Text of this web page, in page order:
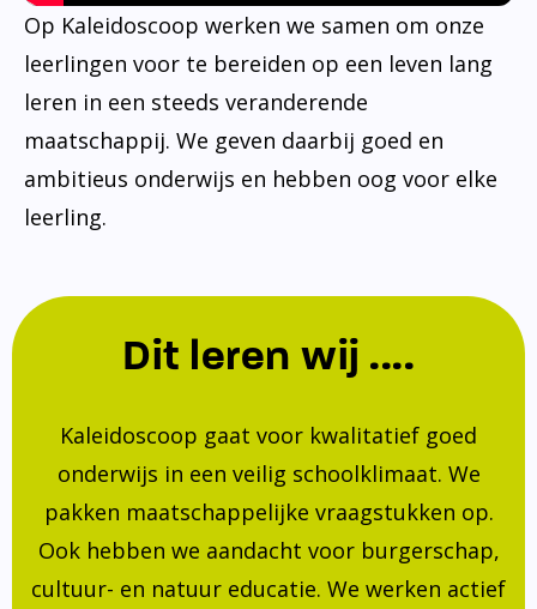
Op Kaleidoscoop werken we samen om onze
leerlingen voor te bereiden op een leven lang
leren in een steeds veranderende
maatschappij. We geven daarbij goed en
ambitieus onderwijs en hebben oog voor elke
leerling.
Dit leren wij ....
Kaleidoscoop gaat voor kwalitatief goed
onderwijs in een veilig schoolklimaat. We
pakken maatschappelijke vraagstukken op.
Ook hebben we aandacht voor burgerschap,
cultuur- en natuur educatie. We werken actief